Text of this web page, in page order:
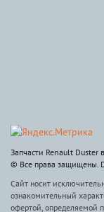
Запчасти Renault Duster
© Все права защищены.
Сайт носит
ознакомительный
офертой, определяемой